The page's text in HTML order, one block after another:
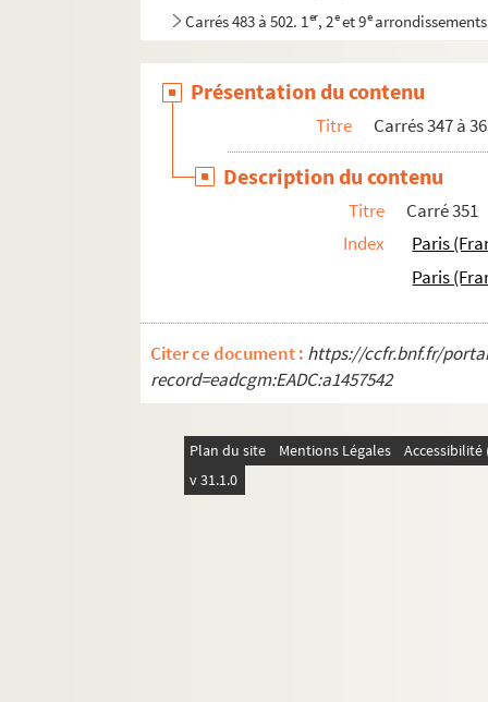
Carrés 483 à 502. 1er, 2eet 9earrondissements
Présentation du contenu
Titre Carrés 347 à
Description du contenu
Titre
Carré 351
Index
Paris
Paris
Citer ce document : https://ccfr.bnf.fr/
record=eadcgm:EADC:a1457542
Plan du site Mentions Légales
v 31.1.0